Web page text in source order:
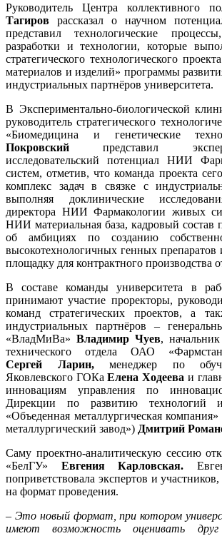
Руководитель Центра коллективного
Тагиров рассказал о научном
представил технологические
разработки и технологии, которые
стратегического технологического
материалов и изделий» программы
индустриальных партнёров университета.
В Экспериментально-биологической
руководитель стратегического
«Биомедицина и генетические
Покровский представил
исследовательский потенциал НИИ
систем, отметив, что команда проекта
комплекс задач в связке с
выполняя доклинические
директора НИИ Фармакологии живых
НИИ материальная база, кадровый состав
об амбициях по созданию
высокотехнологичных генных препаратов
площадку для контрактного производства
В составе команды университета в
принимают участие проректоры,
команд стратегических проектов, а
индустриальных партнёров –
«ВладМиВа» Владимир Чуев,
технического отдела ОАО
Сергей Ларин,менеджер по
Яковлевского ГОКаЕлена Ходеева и
инновациям управления по
Дирекции по развитию технологий
«Объеденная металлургическая
металлургический завод») Дмитрий
Саму проектно-аналитическую сессию
«БелГУ» Евгения Карловская.
поприветствовала экспертов и
на формат проведения.
– Это новый формат, при котором
имеют возможность оценивать